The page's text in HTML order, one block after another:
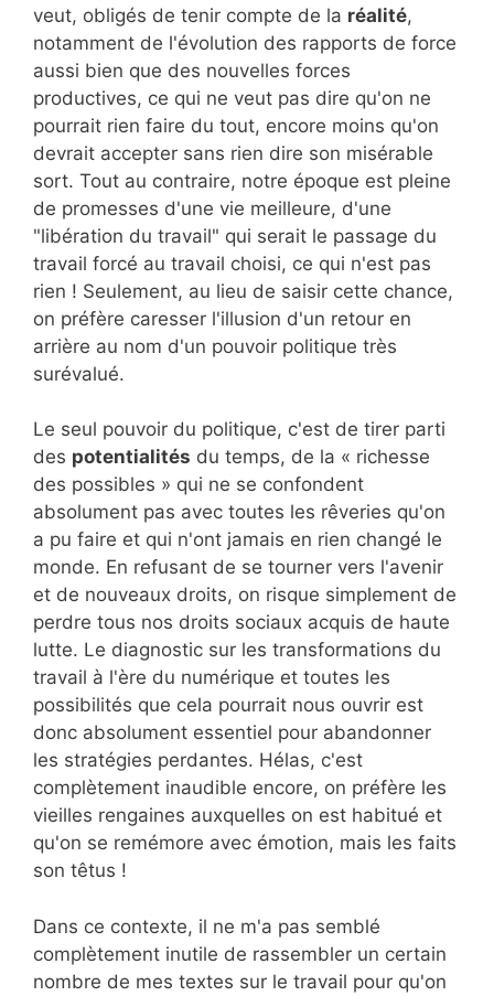
veut, obligés de tenir compte de la réalité,
notamment de l'évolution des rapports de force
aussi bien que des nouvelles forces
productives, ce qui ne veut pas dire qu'on ne
pourrait rien faire du tout, encore moins qu'on
devrait accepter sans rien dire son misérable
sort. Tout au contraire, notre époque est pleine
de promesses d'une vie meilleure, d'une
"libération du travail" qui serait le passage du
travail forcé au travail choisi, ce qui n'est pas
rien ! Seulement, au lieu de saisir cette chance,
on préfère caresser l'illusion d'un retour en
arrière au nom d'un pouvoir politique très
surévalué.
Le seul pouvoir du politique, c'est de tirer parti
des potentialités du temps, de la « richesse
des possibles » qui ne se confondent
absolument pas avec toutes les rêveries qu'on
a pu faire et qui n'ont jamais en rien changé le
monde. En refusant de se tourner vers l'avenir
et de nouveaux droits, on risque simplement de
perdre tous nos droits sociaux acquis de haute
lutte. Le diagnostic sur les transformations du
travail à l'ère du numérique et toutes les
possibilités que cela pourrait nous ouvrir est
donc absolument essentiel pour abandonner
les stratégies perdantes. Hélas, c'est
complètement inaudible encore, on préfère les
vieilles rengaines auxquelles on est habitué et
qu'on se remémore avec émotion, mais les faits
son têtus !
Dans ce contexte, il ne m'a pas semblé
complètement inutile de rassembler un certain
nombre de mes textes sur le travail pour qu'on